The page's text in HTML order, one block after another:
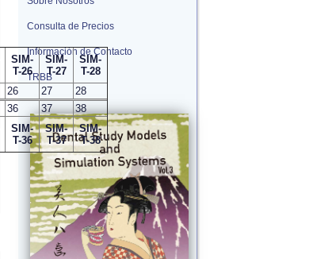
SIM-
T-26
SIM-
T-27
SIM-
T-28
26 27
28
36 37
38
SIM-
T-36
SIM-
T-37
SIM-
T-38
Consulta de Precios
Información de Contacto
TRBB